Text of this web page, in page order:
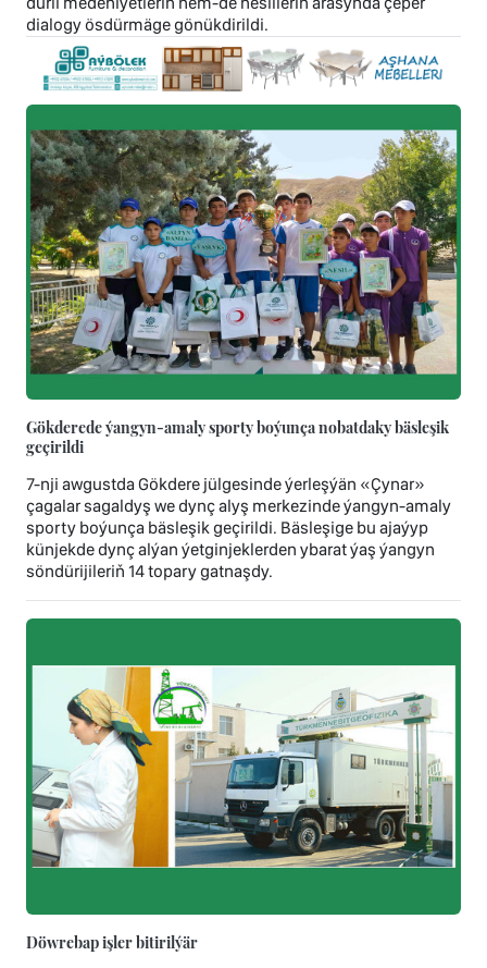
dialogy ösdürmäge gönükdirildi.
Gökderede ýangyn-amaly sporty boýunça nobatdaky bäsleşik
geçirildi
7-nji awgustda Gökdere jülgesinde ýerleşýän «Çynar»
çagalar sagaldyş we dynç alyş merkezinde ýangyn-amaly
sporty boýunça bäsleşik geçirildi. Bäsleşige bu ajaýyp
künjekde dynç alýan ýetginjeklerden ybarat ýaş ýangyn
söndürijileriň 14 topary gatnaşdy.
Döwrebap işler bitirilýär